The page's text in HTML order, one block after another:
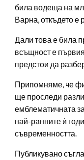
била водеща на
Варна, откъдето е
Дали това е била
всъщност е
предстои да
Припомняме, че
ще проследи
емблематичната
най-ранните ѝ
съвременността.
Публикувано